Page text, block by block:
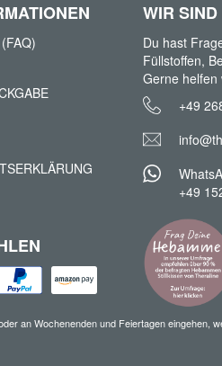
WIR
Du hast
Füllstoffen,
Gerne helfen
+49
+49
an Wochenenden und Feiertagen eingehen,